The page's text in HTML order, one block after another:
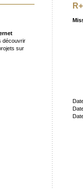
découvrir
sur